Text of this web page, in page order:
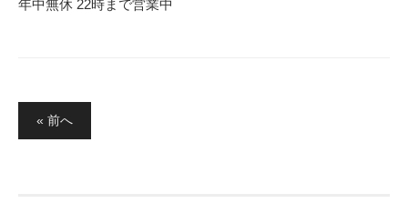
年中無休 22時まで営業中
稿
« 前へ